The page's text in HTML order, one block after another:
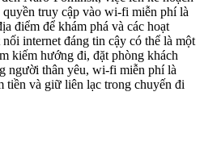
truy cập vào wi-fi miễn phí là
điểm để khám phá và các hoạt
internet đáng tin cậy có thể là một
kiếm hướng đi, đặt phòng khách
người thân yêu, wi-fi miễn phí là
tiền và giữ liên lạc trong chuyến đi